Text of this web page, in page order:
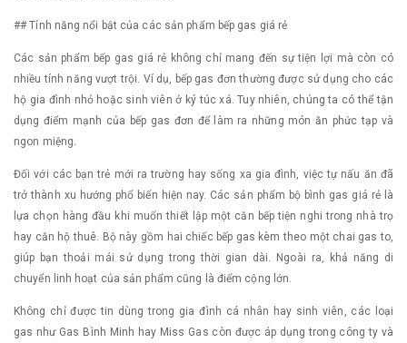
## Tính năng nổi bật của các sản phẩm bếp gas giá rẻ
Các sản phẩm bếp gas giá rẻ không chỉ mang đến sự tiện lợi mà còn có
nhiều tính năng vượt trội. Ví dụ, bếp gas đơn thường được sử dụng cho các
hộ gia đình nhỏ hoặc sinh viên ở ký túc xá. Tuy nhiên, chúng ta có thể tận
dụng điểm mạnh của bếp gas đơn để làm ra những món ăn phức tạp và
ngon miệng.
Đối với các bạn trẻ mới ra trường hay sống xa gia đình, việc tự nấu ăn đã
trở thành xu hướng phổ biến hiện nay. Các sản phẩm bộ bình gas giá rẻ là
lựa chọn hàng đầu khi muốn thiết lập một căn bếp tiện nghi trong nhà trọ
hay căn hộ thuê. Bộ này gồm hai chiếc bếp gas kèm theo một chai gas to,
giúp bạn thoải mái sử dụng trong thời gian dài. Ngoài ra, khả năng di
chuyển linh hoạt của sản phẩm cũng là điểm cộng lớn.
Không chỉ được tin dùng trong gia đình cá nhân hay sinh viên, các loại
gas như Gas Bình Minh hay Miss Gas còn được áp dụng trong công ty và